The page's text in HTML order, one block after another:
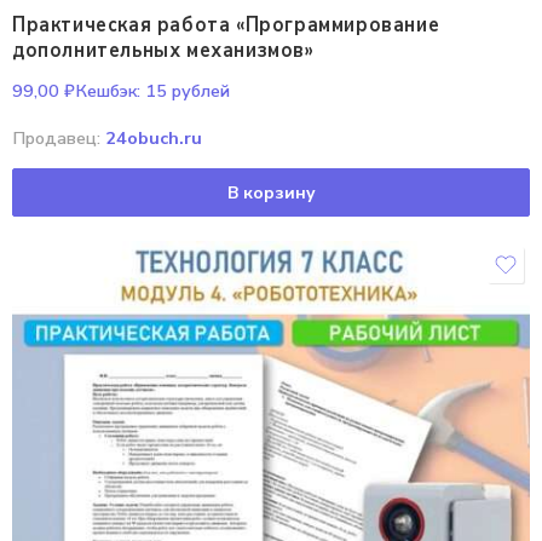
Практическая работа «Программирование
дополнительных механизмов»
99,00 ₽Кешбэк: 15 рублей
Продавец: 24obuch.ru
В корзину